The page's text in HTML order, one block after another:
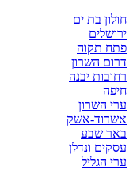
חולון בת ים
ירושלים
פתח תקוה
דרום השרון
רחובות יבנה
חיפה
ערי השרון
אשדוד-אשק
באר שבע
עסקים ונדלן
ערי הגליל